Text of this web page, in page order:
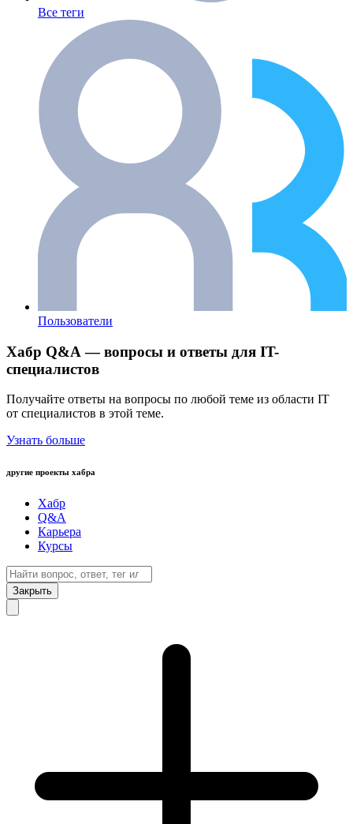
Все теги
Пользователи
Хабр Q&A — вопросы и ответы для IT-
специалистов
Получайте ответы на вопросы по любой теме из области IT
от специалистов в этой теме.
Узнать больше
другие проекты хабра
Хабр
Q&A
Карьера
Курсы
Закрыть